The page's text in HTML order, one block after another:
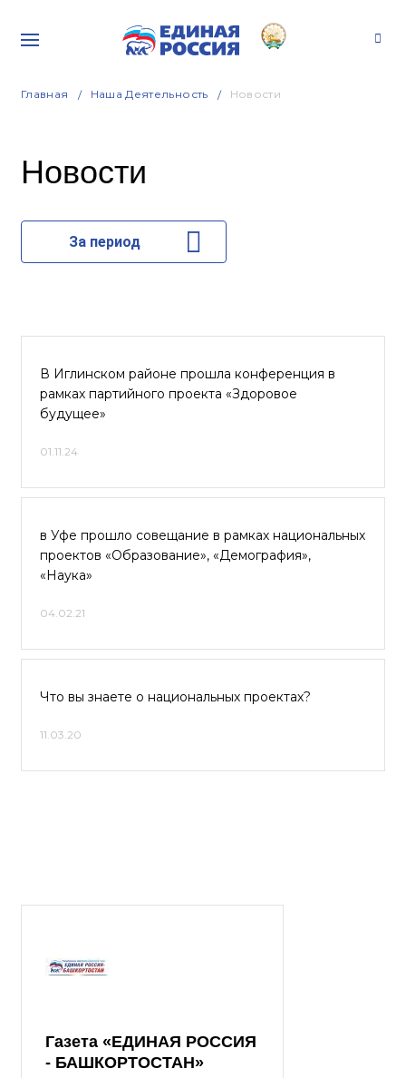
Главная Наша Деятельность Новости
Новости
За период
В Иглинском районе прошла конференция в
рамках партийного проекта «Здоровое
будущее»
01.11.24
в Уфе прошло совещание в рамках национальных
проектов «Образование», «Демография»,
«Наука»
04.02.21
Что вы знаете о национальных проектах?
11.03.20
Газета «ЕДИНАЯ РОССИЯ
- БАШКОРТОСТАН»